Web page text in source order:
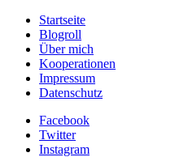
Startseite
Blogroll
Über mich
Kooperationen
Impressum
Datenschutz
Facebook
Twitter
Instagram